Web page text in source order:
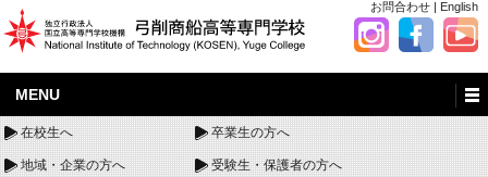
お問合わせ | English
MENU
在校生へ 卒業生の方へ
地域・企業の方へ 受験生・保護者の方へ